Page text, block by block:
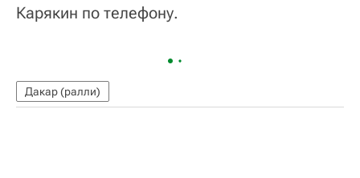
Карякин по телефону.
Дакар (ралли)